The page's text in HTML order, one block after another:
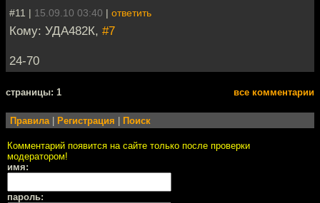
#11 | 15.09.10 03:40 | ответить
Кому: УДА482К, #7
24-70
cтраницы: 1 все комментарии
Правила Регистрация Поиск
Комментарий появится на сайте только после проверки
модератором!
имя:
пароль: